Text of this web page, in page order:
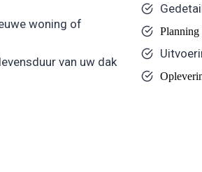
woning of
van uw dak
Planning